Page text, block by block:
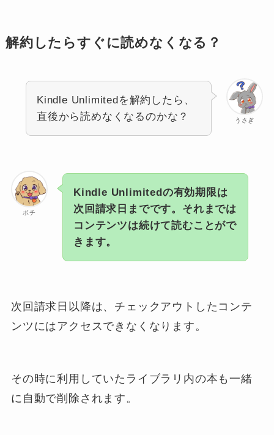
解約したらすぐに読めなくなる？
うさぎ
Kindle Unlimitedを解約したら、
直後から読めなくなるのかな？
ポチ
Kindle Unlimitedの有効期限は
次回請求日までです。それまでは
コンテンツは続けて読むことがで
きます。
次回請求日以降は、チェックアウトしたコンテ
ンツにはアクセスできなくなります。
その時に利用していたライブラリ内の本も一緒
に自動で削除されます。